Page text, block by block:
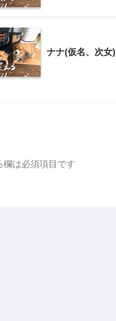
ナナ(仮名、次女)
欄は必須項目です